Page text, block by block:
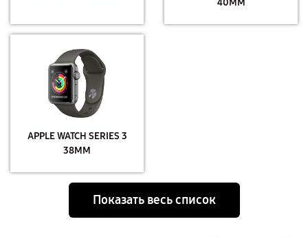
40MM
APPLE WATCH SERIES 3
38MM
Показать весь список